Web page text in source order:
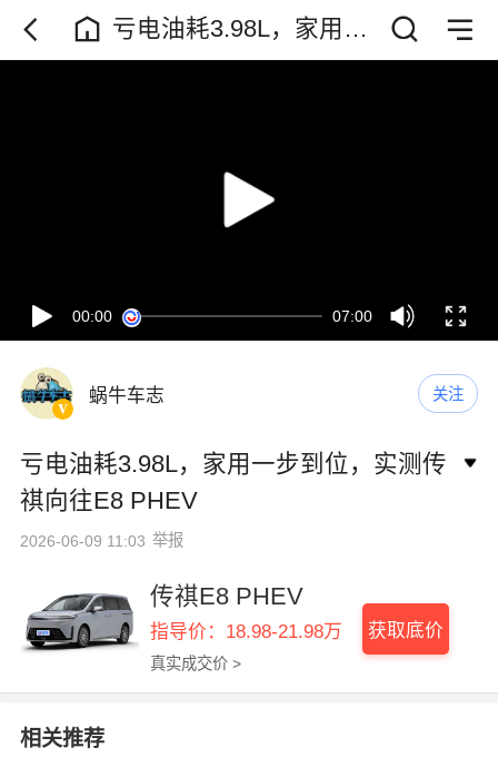
亏电油耗3.98L，家用一
步到位，实测传祺向往
00:00 07:00
蜗牛车志 关注
亏电油耗3.98L，家用一步到位，实测传
祺向往E8 PHEV
2026-06-09 11:03 举报
传祺E8 PHEV
指导价：18.98-21.98万
真实成交价 >
获取底价
相关推荐